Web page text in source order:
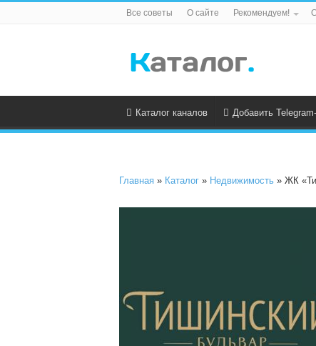
Все советы О сайте Рекомендуем!
Каталог каналов Добавить
Главная » Каталог » Недвижимость » ЖК